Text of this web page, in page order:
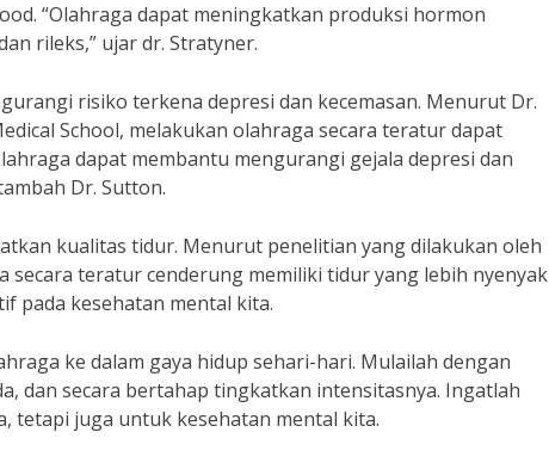
“Olahraga dapat meningkatkan produksi hormon
rileks,” ujar dr. Stratyner.
risiko terkena depresi dan kecemasan. Menurut Dr.
School, melakukan olahraga secara teratur dapat
dapat membantu mengurangi gejala depresi dan
Dr. Sutton.
kualitas tidur. Menurut penelitian yang dilakukan oleh
teratur cenderung memiliki tidur yang lebih nyenyak
pada kesehatan mental kita.
ke dalam gaya hidup sehari-hari. Mulailah dengan
dan secara bertahap tingkatkan intensitasnya. Ingatlah
tetapi juga untuk kesehatan mental kita.